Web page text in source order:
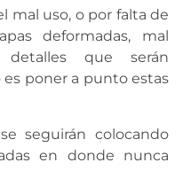
mal uso, o por falta de
deformadas, mal
que serán
poner a punto estas
seguirán colocando
en donde nunca